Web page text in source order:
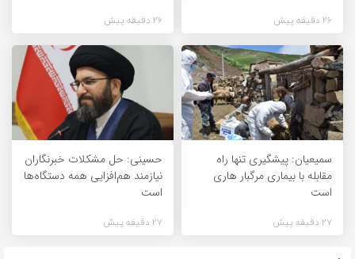
26 دقیقه پیش 26 دقیقه پیش
سمیعیان: پیشگیری تنها راه
مقابله با بیماری مرگبار هاری
است
27 دقیقه پیش
حسینی: حل مشکلات خبرنگاران
نیازمند هم‌افزایی همه دستگاه‌ها
است
27 دقیقه پیش